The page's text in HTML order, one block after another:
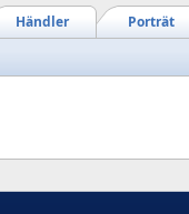
Porträt
Händler